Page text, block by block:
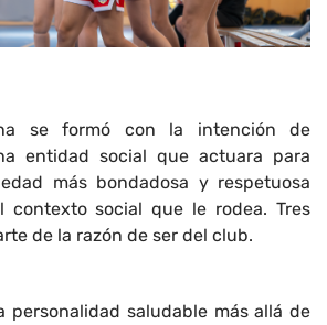
se formó con la intención de
entidad social que actuara para
más bondadosa y respetuosa
social que le rodea. Tres
de la razón de ser del club.
personalidad saludable más allá de